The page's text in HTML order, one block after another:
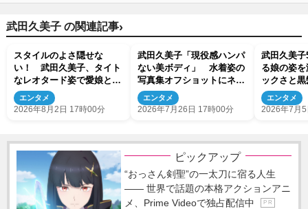
武田久美子 の関連記事›
スタイルのよさ隠せな
い！ 武田久美子、タイト
なレオタード姿で愛娘と2
ショットに反響
エンタメ
2026年8月2日 17時00分
武田久美子「現役感ハンパ
ない美ボディ」 水着姿の
写真集オフショットにネッ
ト歓喜！
エンタメ
2026年7月26日 17時00分
武田久美
る娘の姿
ックさと
す」
エンタメ
2026年7月
ピックアップ
“おっさん剣聖”の一太刀に宿る人生
―― 世界で話題の本格アクションアニ
メ、Prime Videoで独占配信中
P R